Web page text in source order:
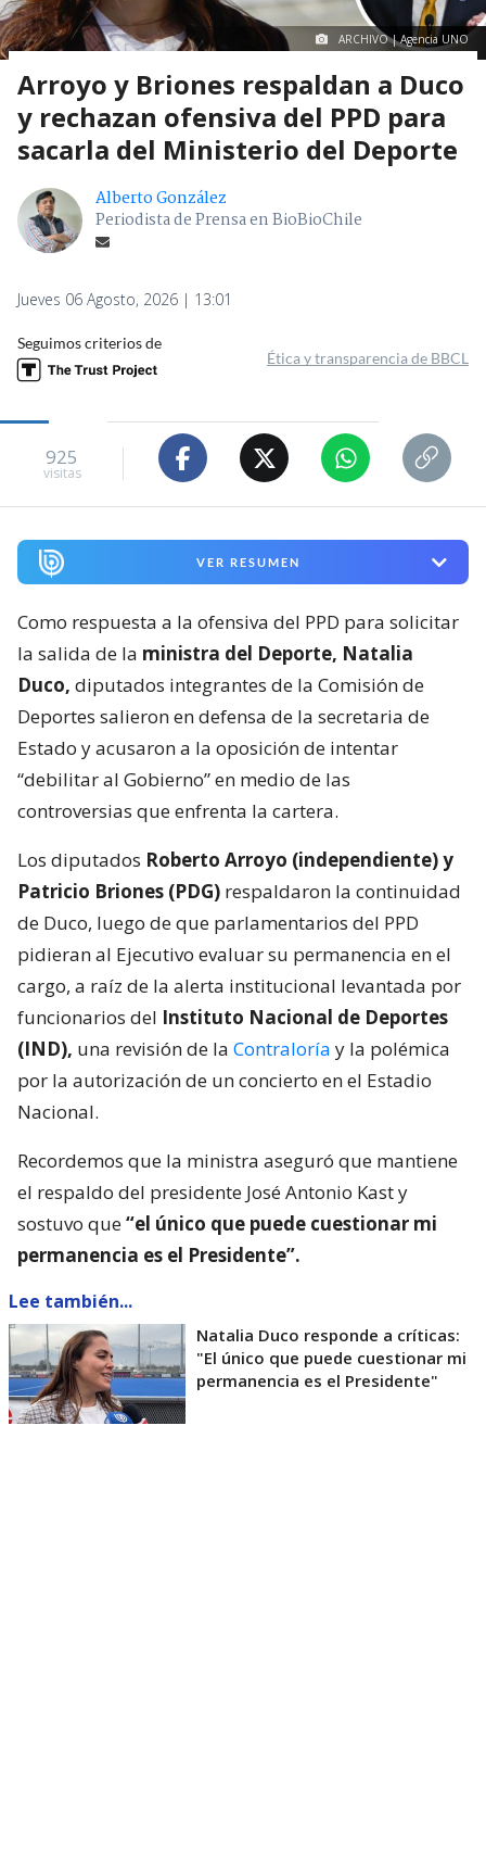
ARCHIVO | Agencia UNO
Arroyo y Briones respaldan a Duco
y rechazan ofensiva del PPD para
sacarla del Ministerio del Deporte
Alberto González
Periodista de Prensa en BioBioChile
Jueves 06 Agosto, 2026 | 13:01
Seguimos criterios de
Ética y transparencia de BBCL
925
visitas
VER RESUMEN
Como respuesta a la ofensiva del PPD para solicitar
la salida de la ministra del Deporte, Natalia
Duco, diputados integrantes de la Comisión de
Deportes salieron en defensa de la secretaria de
Estado y acusaron a la oposición de intentar
“debilitar al Gobierno” en medio de las
controversias que enfrenta la cartera.
Los diputados Roberto Arroyo (independiente) y
Patricio Briones (PDG) respaldaron la continuidad
de Duco, luego de que parlamentarios del PPD
pidieran al Ejecutivo evaluar su permanencia en el
cargo, a raíz de la alerta institucional levantada por
funcionarios del Instituto Nacional de Deportes
(IND), una revisión de la Contraloría y la polémica
por la autorización de un concierto en el Estadio
Nacional.
Recordemos que la ministra aseguró que mantiene
el respaldo del presidente José Antonio Kast y
sostuvo que“el único que puede cuestionar mi
permanencia es el Presidente”.
Lee también...
Natalia Duco responde a críticas:
"El único que puede cuestionar mi
permanencia es el Presidente"